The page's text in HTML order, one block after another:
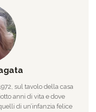
sul tavolo della casa
anni di vita e dove
di un’infanzia felice